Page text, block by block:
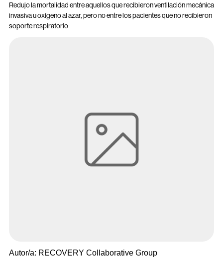
Redujo la mortalidad entre aquellos que recibieron ventilación mecánica
invasiva u oxígeno al azar, pero no entre los pacientes que no recibieron
soporte respiratorio
Autor/a: RECOVERY Collaborative Group